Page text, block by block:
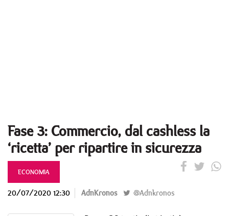
Fase 3: Commercio, dal cashless la
‘ricetta’ per ripartire in sicurezza
ECONOMIA
20/07/2020 12:30 AdnKronos @Adnkronos